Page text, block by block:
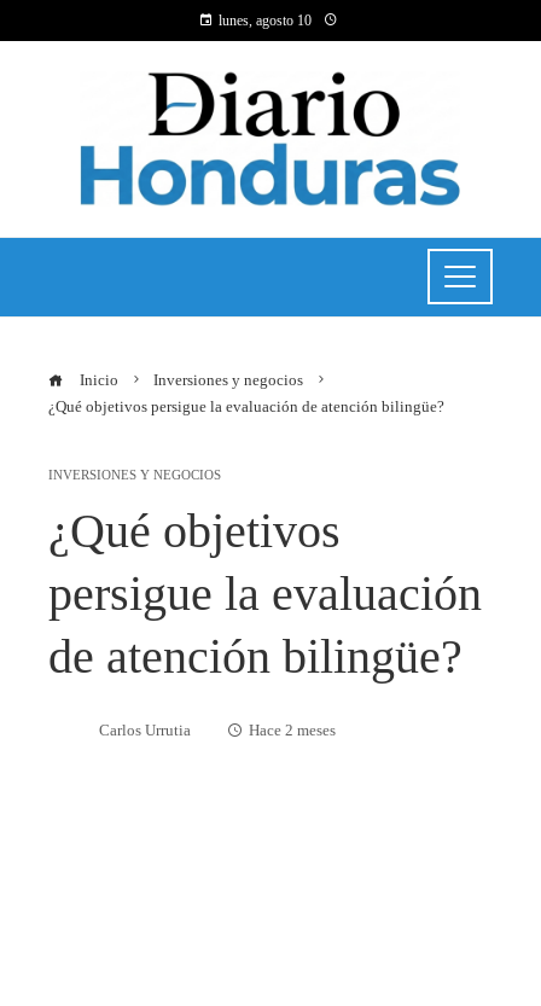
lunes, agosto 10
Inicio
Inversiones y negocios
¿Qué objetivos persigue la evaluación de atención bilingüe?
INVERSIONES Y NEGOCIOS
¿Qué objetivos
persigue la evaluación
de atención bilingüe?
Carlos Urrutia Hace 2 meses